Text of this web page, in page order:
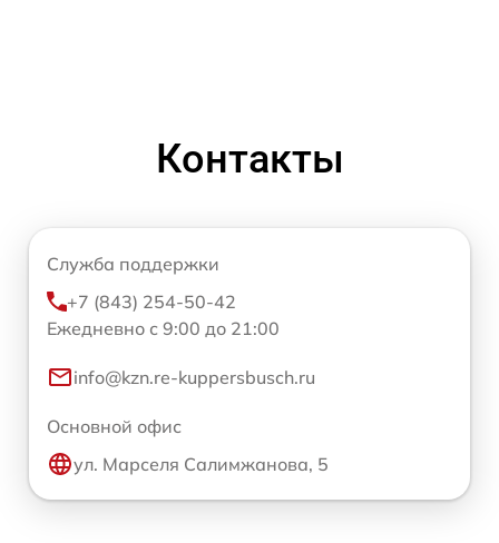
Контакты
Служба поддержки
+7 (843) 254-50-42
Ежедневно с 9:00 до 21:00
info@kzn.re-kuppersbusch.ru
Основной офис
ул. Марселя Салимжанова, 5